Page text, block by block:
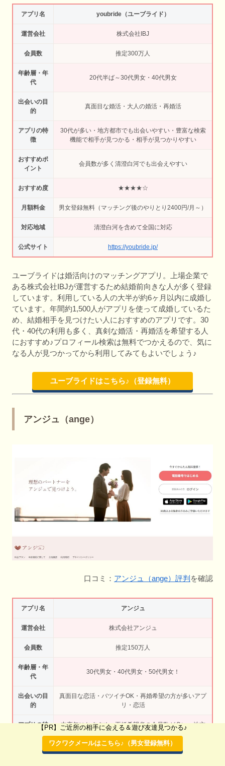
アプリ名 youbride（ユーブライド）
運営会社 株式会社IBJ
会員数 推定300万人
年齢層・年
代
20代半ば～30代男女・40代男女
出会いの目
的
真面目な婚活・大人の婚活・再婚活
アプリの特
徴
30代が多い・地方都市でも出会いやすい・豊富な検索
機能で相手が見つかる・相手が見つかりやすい
おすすめポ
イント
会員数が多く清澄白河でも出会えやすい
おすすめ度 ★★★★☆
月額料金 男女登録無料（マッチング後のやりとり2400円/月～）
対応地域 清澄白河を含めて全国に対応
公式サイト https://youbride.jp/
ユーブライドは婚活向けのマッチングアプリ。上場企業で
ある株式会社IBJが運営するため結婚前向きな人が多く登録
しています。利用している人の大半が約6ヶ月以内に成婚し
ています。年間約1,500人がアプリを使って成婚しているた
め、結婚相手を見つけたい人におすすめのアプリです。30
代・40代の利用も多く、真剣な婚活・再婚活を希望する人
におすすめ♪プロフィール検索は無料でつかえるので、気に
なる人が見つかってから利用してみてもよいでしょう♪
ユーブライドはこちら♪（登録無料）
アンジュ（ange）
口コミ： アンジュ（ange）評判 を確認
アプリ名 アンジュ
運営会社 株式会社アンジュ
会員数 推定150万人
年齢層・年
代
30代男女・40代男女・50代男女！
出会いの目
的
真面目な恋活・バツイチOK・再婚希望の方が多いアプ
リ・恋活
アプリの特
中高年におすすめ。再婚希望者の会員数が多い・地方
おすすめポ
【PR】ご近所の相手に会える＆遊び友達見つかる♪
ワクワクメールはこちら♪（男女登録無料）